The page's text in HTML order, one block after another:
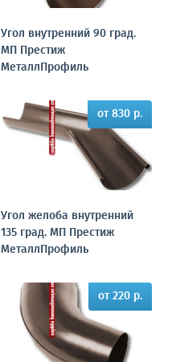
Угол внутренний 90 град.
МП Престиж
МеталлПрофиль
от 830 р.
Угол желоба внутренний
135 град. МП Престиж
МеталлПрофиль
от 220 р.